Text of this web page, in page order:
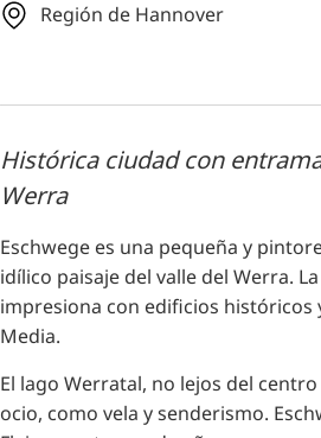
Región de Hannover
Histórica ciudad con
Werra
Eschwege es una pequeña y
idílico paisaje del valle del Werra.
impresiona con edificios históricos
Media.
El lago Werratal, no lejos del
ocio, como vela y senderismo.